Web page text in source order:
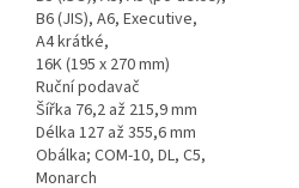
B6 (JIS), A6, Executive,
A4 krátké,
16K (195 x 270 mm)
Ruční podavač
Šířka 76,2 až 215,9 mm
Délka 127 až 355,6 mm
Obálka; COM-10, DL, C5,
Monarch